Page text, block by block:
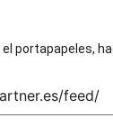
portapapeles,